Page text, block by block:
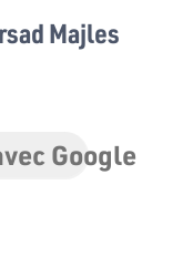
Majles
Google